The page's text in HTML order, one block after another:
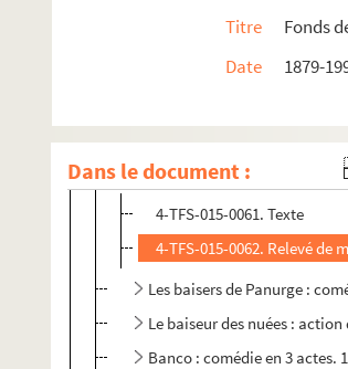
Titre
Fonds
Date
1879-
Dans le document :
L'aventurier : comédie en 4
L'avocat : pièce en 3 actes.
L'azalée. 1980
Bagatelle : comédie en 3 actes.
4-TFS-015-0061. Texte
4-TFS-015-0062. Relevé de
Les baisers de Panurge :
Le baiseur des nuées : action
Banco : comédie en 3 actes.